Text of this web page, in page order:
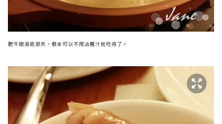
肥牛跟湯底很夾，根本可以不用沾醬汁就吃得了。